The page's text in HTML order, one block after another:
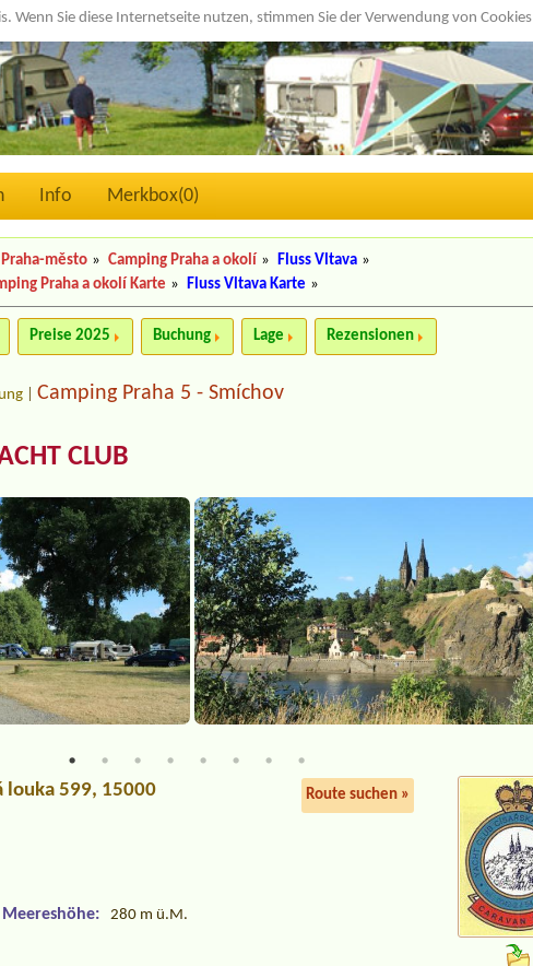
Wenn Sie diese Internetseite nutzen, stimmen Sie der Verwendung von Cookies
Info Merkbox(0)
město » Camping Praha a okolí » Fluss Vltava »
Praha a okolí Karte » Fluss Vltava Karte »
Preise 2025 Buchung Lage Rezensionen
|Camping Praha 5 - Smíchov
CLUB
louka 599, 15000 Route suchen »
Meereshöhe: 280 m ü.M.